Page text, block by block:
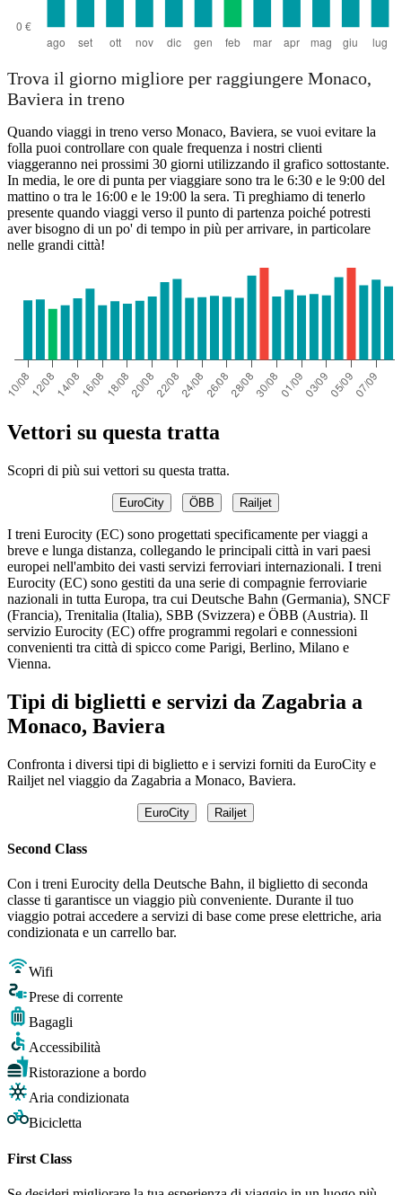
Trova il giorno migliore per raggiungere Monaco,
Baviera in treno
Quando viaggi in treno verso Monaco, Baviera, se vuoi evitare la
folla puoi controllare con quale frequenza i nostri clienti
viaggeranno nei prossimi 30 giorni utilizzando il grafico sottostante.
In media, le ore di punta per viaggiare sono tra le 6:30 e le 9:00 del
mattino o tra le 16:00 e le 19:00 la sera. Ti preghiamo di tenerlo
presente quando viaggi verso il punto di partenza poiché potresti
aver bisogno di un po' di tempo in più per arrivare, in particolare
nelle grandi città!
Vettori su questa tratta
Scopri di più sui vettori su questa tratta.
EuroCity ÖBB Railjet
I treni Eurocity (EC) sono progettati specificamente per viaggi a
breve e lunga distanza, collegando le principali città in vari paesi
europei nell'ambito dei vasti servizi ferroviari internazionali. I treni
Eurocity (EC) sono gestiti da una serie di compagnie ferroviarie
nazionali in tutta Europa, tra cui Deutsche Bahn (Germania), SNCF
(Francia), Trenitalia (Italia), SBB (Svizzera) e ÖBB (Austria). Il
servizio Eurocity (EC) offre programmi regolari e connessioni
convenienti tra città di spicco come Parigi, Berlino, Milano e
Vienna.
Tipi di biglietti e servizi da Zagabria a
Monaco, Baviera
Confronta i diversi tipi di biglietto e i servizi forniti da EuroCity e
Railjet nel viaggio da Zagabria a Monaco, Baviera.
EuroCity Railjet
Second Class
Con i treni Eurocity della Deutsche Bahn, il biglietto di seconda
classe ti garantisce un viaggio più conveniente. Durante il tuo
viaggio potrai accedere a servizi di base come prese elettriche, aria
condizionata e un carrello bar.
Wifi
Prese di corrente
Bagagli
Accessibilità
Ristorazione a bordo
Aria condizionata
Bicicletta
First Class